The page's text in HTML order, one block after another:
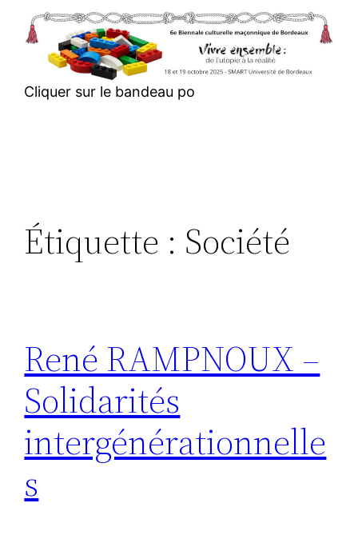
Aller
contenu
Cliquer sur le bandeau po
Étiquette : Société
René RAMPNOUX –
Solidarités
intergénérationnelle
s